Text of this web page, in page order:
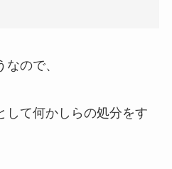
ので、
して何かしらの処分をす